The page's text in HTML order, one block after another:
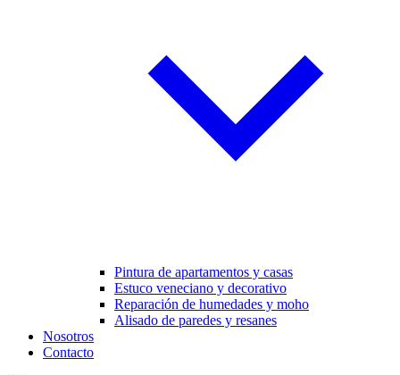
Pintura de apartamentos y casas
Estuco veneciano y decorativo
Reparación de humedades y moho
Alisado de paredes y resanes
Nosotros
Contacto